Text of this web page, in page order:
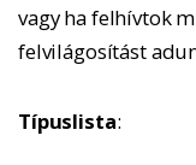
vagy ha felhívtok
felvilágosítást
Típuslista: